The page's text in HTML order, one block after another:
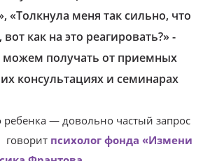
«Толкнула меня так сильно, что
вот как на это реагировать?» -
можем получать от приемных
консультациях и семинарах
ребенка — довольно частый запрос
говорит психолог фонда «Измени